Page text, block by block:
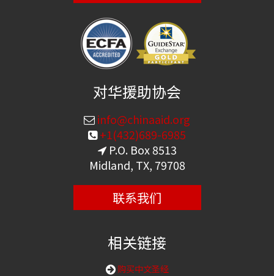
对华援助协会
info@chinaaid.org
+1(432)689-6985
P.O. Box 8513
Midland, TX, 79708
联系我们
相关链接
购买中文圣经